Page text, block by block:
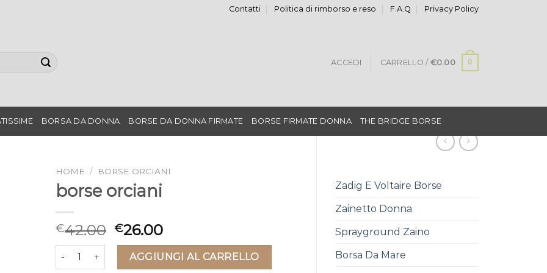
Contatti Politica di rimborso e reso F.A.Q Privacy Policy
ACCEDI CARRELLO / €0.00 0
BORSA DA DONNA BORSE DA DONNA FIRMATE BORSE FIRMATE DONNA THE BRIDGE BORSE
Zadig E Voltaire Borse
Zainetto Donna
Sprayground Zaino
Borsa Da Mare
HOME / BORSE ORCIANI
borse orciani
€42.00 €26.00
borse orciani quantitàAGGIUNGI AL CARRELLO